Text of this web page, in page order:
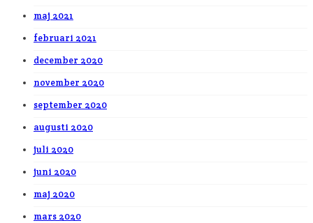
maj 2021
februari 2021
december 2020
november 2020
september 2020
augusti 2020
juli 2020
juni 2020
maj 2020
mars 2020